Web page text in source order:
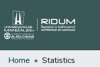
Home Statistics